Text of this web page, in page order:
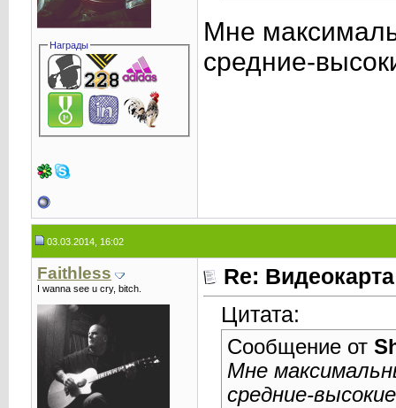
Награды
Мне
средние-
03.03.2014, 16:02
Faithless
I wanna see u cry, bitch.
Re: Видеокарта
Цитата:
Сообщение от
Мне
средние-